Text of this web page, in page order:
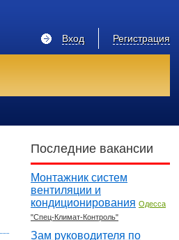
Регистрация
Вход
Последние вакансии
Монтажник систем
вентиляции и
кондиционирования Одесса
"Спец-Климат-Контроль"
Зам руководителя по